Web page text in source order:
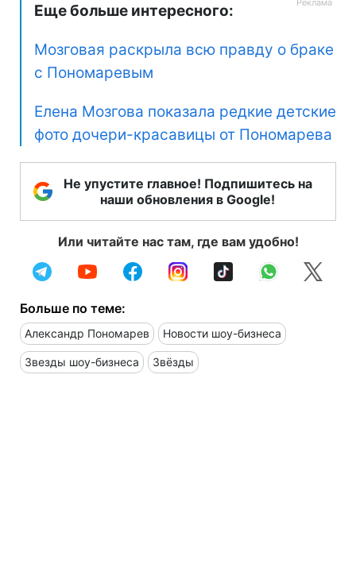
Еще больше интересного:
Мозговая раскрыла всю правду о браке
с Пономаревым
Елена Мозгова показала редкие детские
фото дочери-красавицы от Пономарева
Не упустите главное! Подпишитесь на
наши обновления в Google!
Или читайте нас там, где вам удобно!
Больше по теме:
Александр Пономарев Новости шоу-бизнеса
Звезды шоу-бизнеса Звёзды